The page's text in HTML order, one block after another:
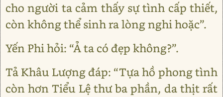
cho người ta cảm thấy sự tình cấp thiết,
còn không thể sinh ra lòng nghi hoặc”.
Yến Phi hỏi: “Ả ta có đẹp không?”.
Tả Khâu Lượng đáp: “Tựa hồ phong tình
còn hơn Tiểu Lệ thư ba phần, da thịt rất